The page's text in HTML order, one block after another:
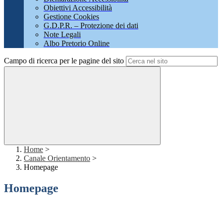
Obiettivi Accessibilità
Gestione Cookies
G.D.P.R. – Protezione dei dati
Note Legali
Albo Pretorio Online
Campo di ricerca per le pagine del sito
Home >
Canale Orientamento >
Homepage
Homepage